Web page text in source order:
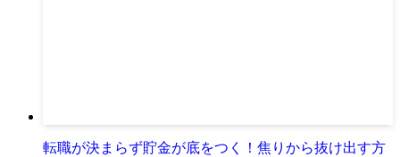
転職が決まらず貯金が底をつく！焦りから抜け出す方